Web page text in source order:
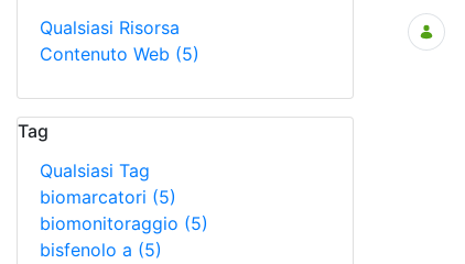
Qualsiasi Risorsa
Contenuto Web (5)
Tag
Qualsiasi Tag
biomarcatori (5)
biomonitoraggio (5)
bisfenolo a (5)
Ricerca